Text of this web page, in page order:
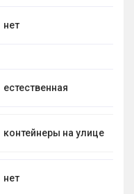
нет
естественная
контейнеры на улице
нет